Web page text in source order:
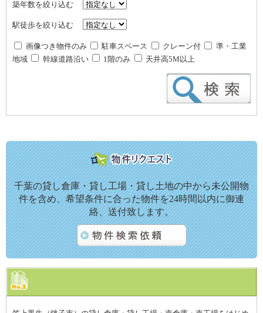
築年数を絞り込む
駅徒歩を絞り込む
画像つき物件のみ 駐車スペース クレーン付
準・工業
地域
幹線道路沿い 1階のみ 天井高5M以上
千葉の貸し倉庫・貸し工場・貸し土地の中から未公開物
件を含め、希望条件に合った物件を24時間以内に御連
絡、送付致します。